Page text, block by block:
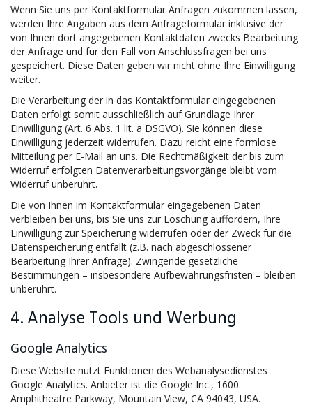
Wenn Sie uns per Kontaktformular Anfragen zukommen lassen,
werden Ihre Angaben aus dem Anfrageformular inklusive der
von Ihnen dort angegebenen Kontaktdaten zwecks Bearbeitung
der Anfrage und für den Fall von Anschlussfragen bei uns
gespeichert. Diese Daten geben wir nicht ohne Ihre Einwilligung
weiter.
Die Verarbeitung der in das Kontaktformular eingegebenen
Daten erfolgt somit ausschließlich auf Grundlage Ihrer
Einwilligung (Art. 6 Abs. 1 lit. a DSGVO). Sie können diese
Einwilligung jederzeit widerrufen. Dazu reicht eine formlose
Mitteilung per E-Mail an uns. Die Rechtmäßigkeit der bis zum
Widerruf erfolgten Datenverarbeitungsvorgänge bleibt vom
Widerruf unberührt.
Die von Ihnen im Kontaktformular eingegebenen Daten
verbleiben bei uns, bis Sie uns zur Löschung auffordern, Ihre
Einwilligung zur Speicherung widerrufen oder der Zweck für die
Datenspeicherung entfällt (z.B. nach abgeschlossener
Bearbeitung Ihrer Anfrage). Zwingende gesetzliche
Bestimmungen – insbesondere Aufbewahrungsfristen – bleiben
unberührt.
4. Analyse Tools und Werbung
Google Analytics
Diese Website nutzt Funktionen des Webanalysedienstes
Google Analytics. Anbieter ist die Google Inc., 1600
Amphitheatre Parkway, Mountain View, CA 94043, USA.